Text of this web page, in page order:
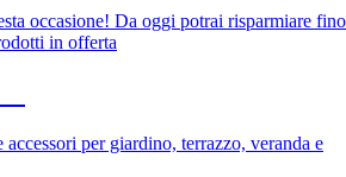
occasione! Da oggi potrai risparmiare fino
in offerta
per giardino, terrazzo, veranda e